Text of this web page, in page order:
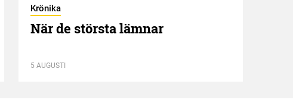
Krönika
När de största lämnar
5 AUGUSTI